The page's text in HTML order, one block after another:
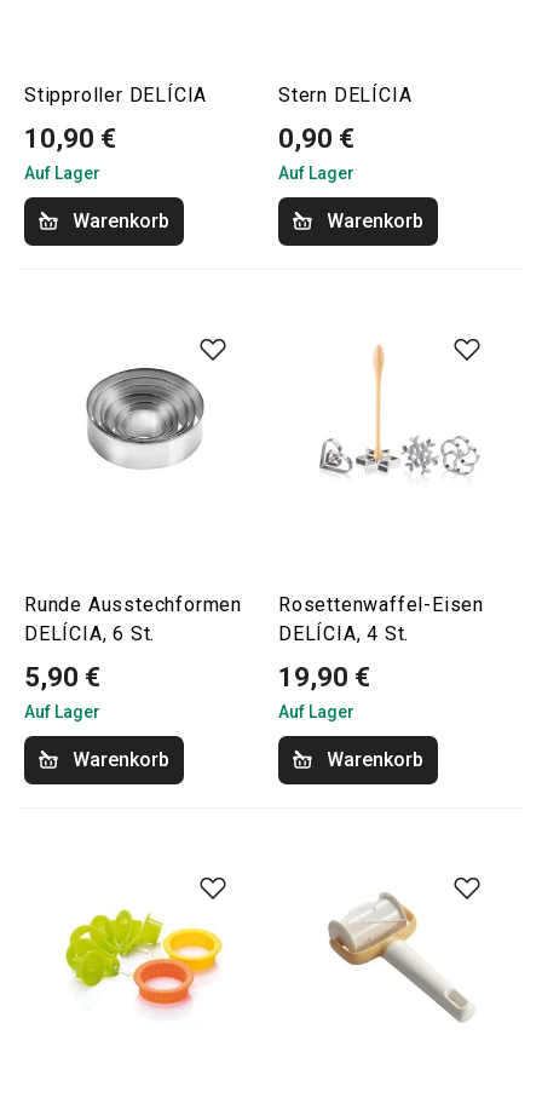
Stipproller DELÍCIA
10,90 €
Auf Lager
Warenkorb
Stern DELÍCIA
0,90 €
Auf Lager
Warenkorb
Runde Ausstechformen
DELÍCIA, 6 St.
5,90 €
Auf Lager
Warenkorb
Rosettenwaffel-Eisen
DELÍCIA, 4 St.
19,90 €
Auf Lager
Warenkorb